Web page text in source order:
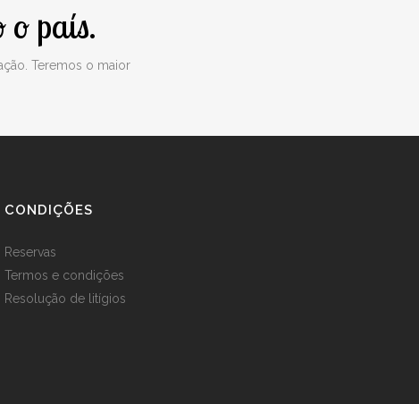
o país.
Teremos o maior
CONDIÇÕES
Reservas
Termos e condições
Resolução de litígios